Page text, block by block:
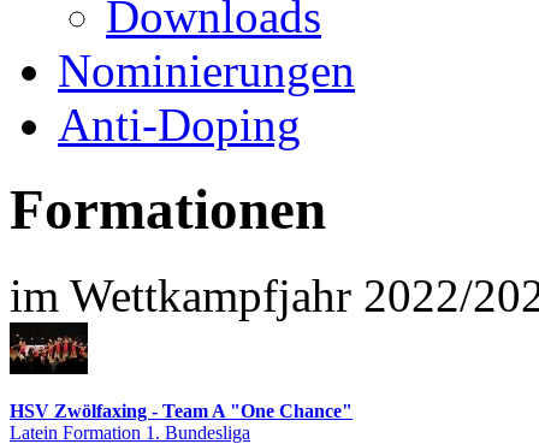
Downloads
Nominierungen
Anti-Doping
Formationen
im Wettkampfjahr 2022/
HSV Zwölfaxing - Team A "One Chance"
Latein Formation 1. Bundesliga